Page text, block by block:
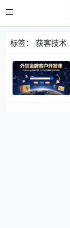
标签： 获客技术